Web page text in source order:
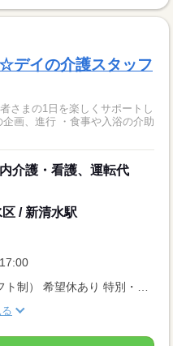
デイの介護スタッフ
さまの1日を楽しくサポートし
画、進行 ・食事や入浴の介助
介護・看護、運転代
/ 新清水駅
【休日】 最大週4日休み（シフト制） 希望休あり 特別・有給休暇あり